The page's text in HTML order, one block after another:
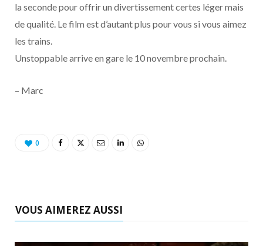
la seconde pour offrir un divertissement certes léger mais
de qualité. Le film est d’autant plus pour vous si vous aimez
les trains.
Unstoppable arrive en gare le 10 novembre prochain.
– Marc
0
VOUS AIMEREZ AUSSI